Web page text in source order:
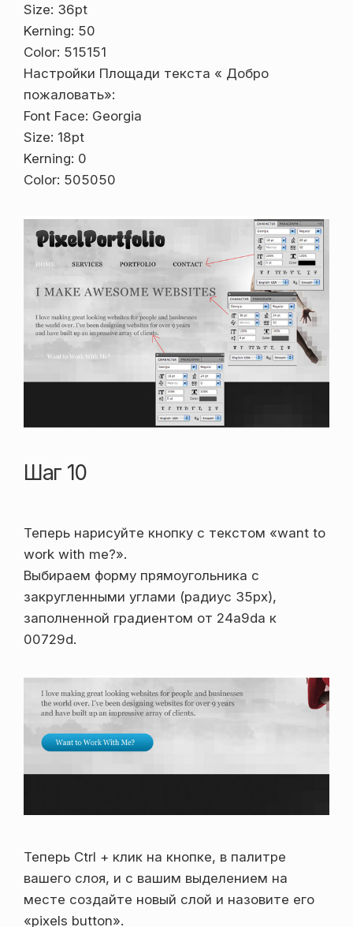
Size: 36pt
Kerning: 50
Color: 515151
Настройки Площади текста « Добро
пожаловать»:
Font Face: Georgia
Size: 18pt
Kerning: 0
Color: 505050
Шаг 10
Теперь нарисуйте кнопку с текстом «want to
work with me?».
Выбираем форму прямоугольника с
закругленными углами (радиус 35px),
заполненной градиентом от 24a9da к
00729d.
Теперь Ctrl + клик на кнопке, в палитре
вашего слоя, и с вашим выделением на
месте создайте новый слой и назовите его
«pixels button».